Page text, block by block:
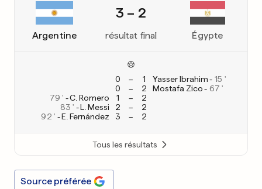
3 – 2
Argentine résultat final Égypte
0 – 1 Yasser Ibrahim - 15
0
– 2 Mostafa Zico - 67
C. Romero
-
79 1 –
2
L. Messi
-
83 2 –
2
E. Fernández
-
92 3 – 2
Tous les résultats
Source préférée